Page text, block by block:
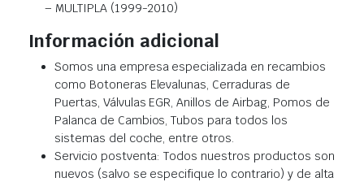
– MULTIPLA (1999-2010)
Información adicional
Somos una empresa especializada en recambios
como Botoneras Elevalunas, Cerraduras de
Puertas, Válvulas EGR, Anillos de Airbag, Pomos de
Palanca de Cambios, Tubos para todos los
sistemas del coche, entre otros.
Servicio postventa: Todos nuestros productos son
nuevos (salvo se especifique lo contrario) y de alta